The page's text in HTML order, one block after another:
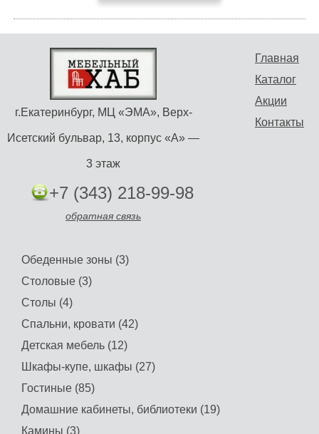
Главная
Каталог
Акции
Контакты
г.Екатеринбург, МЦ «ЭМА», Верх-
Исетский бульвар, 13, корпус «А» —
3 этаж
+7 (343) 218-99-98
обратная связь
Обеденные зоны (3)
Столовые (3)
Столы (4)
Спальни, кровати (42)
Детская мебель (12)
Шкафы-купе, шкафы (27)
Гостиные (85)
Домашние кабинеты, библиотеки (19)
Камины (3)